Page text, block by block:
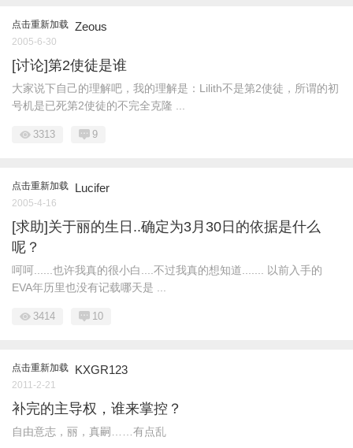
点击重新加载 Zeous
2005-6-30
[讨论]第2使徒是谁
大家说下自己的理解吧，我的理解是：Lilith不是第2使徒，所谓的初
号机是已死第2使徒的不完全克隆 ...
3313 9
点击重新加载 Lucifer
2005-4-16
[求助]关于丽的生日..确定为3月30日的依据是什么
呢？
呵呵......也许我真的很小白....不过我真的想知道....... 以前入手的
EVA年历里也没有记载哪天是 ...
3414 10
点击重新加载 KXGR123
2011-2-21
补完的主导权，谁来掌控？
自由意志，丽，真嗣……有点乱